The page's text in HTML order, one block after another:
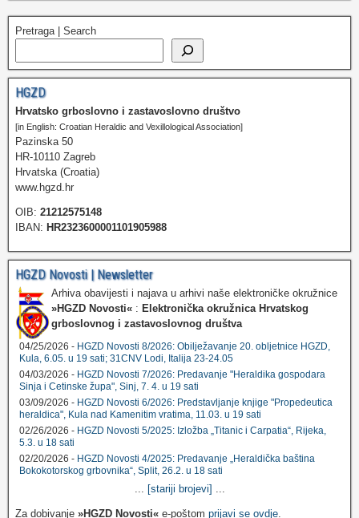
Pretraga | Search
HGZD
Hrvatsko grboslovno i zastavoslovno društvo
[in English: Croatian Heraldic and Vexillological Association]
Pazinska 50
HR-10110 Zagreb
Hrvatska (Croatia)
www.hgzd.hr
OIB: 21212575148
IBAN: HR2323600001101905988
HGZD Novosti | Newsletter
Arhiva obavijesti i najava u arhivi naše elektroničke okružnice
»HGZD Novosti« : Elektronička okružnica Hrvatskog
grboslovnog i zastavoslovnog društva
04/25/2026 - HGZD Novosti 8/2026: Obilježavanje 20. obljetnice HGZD,
Kula, 6.05. u 19 sati; 31CNV Lodi, Italija 23-24.05
04/03/2026 - HGZD Novosti 7/2026: Predavanje "Heraldika gospodara
Sinja i Cetinske župa", Sinj, 7. 4. u 19 sati
03/09/2026 - HGZD Novosti 6/2026: Predstavljanje knjige "Propedeutica
heraldica", Kula nad Kamenitim vratima, 11.03. u 19 sati
02/26/2026 - HGZD Novosti 5/2025: Izložba „Titanic i Carpatia“, Rijeka,
5.3. u 18 sati
02/20/2026 - HGZD Novosti 4/2025: Predavanje „Heraldička baština
Bokokotorskog grbovnika“, Split, 26.2. u 18 sati
... [stariji brojevi] ...
Za dobivanje »HGZD Novosti« e-poštom prijavi se ovdje.